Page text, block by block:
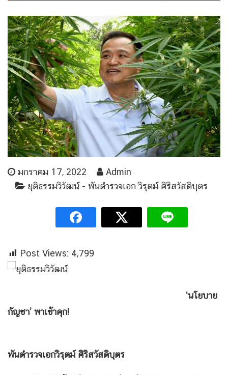
มกราคม 17, 2022
Admin
ยุติธรรมวิวัฒน์ - พันตำรวจเอก วิรุตม์ ศิริสวัสดิบุตร
Post Views: 4,799
‘นโยบาย
กัญชา’ พาเข้าคุก!
พันตำรวจเอกวิรุตม์ ศิริสวัสดิบุตร